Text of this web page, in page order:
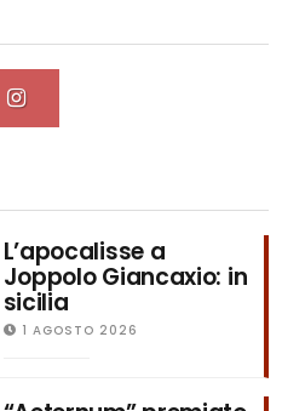
L’apocalisse a
Joppolo Giancaxio: in
sicilia
1 AGOSTO 2026